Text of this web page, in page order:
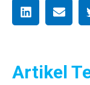
Artikel